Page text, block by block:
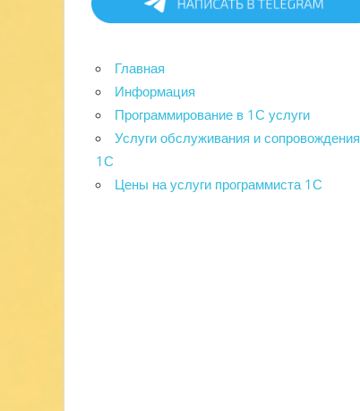
Главная
Информация
Программирование в 1С услуги
Услуги обслуживания и сопровождения
1С
Цены на услуги программиста 1С